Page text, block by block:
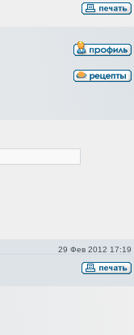
29 Фев 2012 17:19